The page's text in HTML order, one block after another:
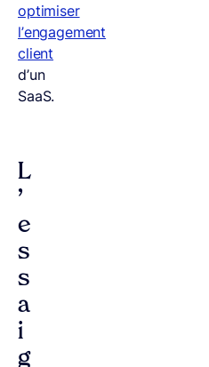
optimiser
l’engagement
client
d’un
SaaS.
L
’
e
s
s
a
i
g